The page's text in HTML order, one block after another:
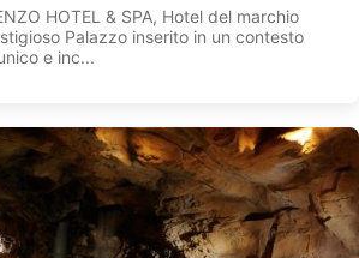
HOTEL & SPA, Hotel del marchio
Palazzo inserito in un contesto
e inc...